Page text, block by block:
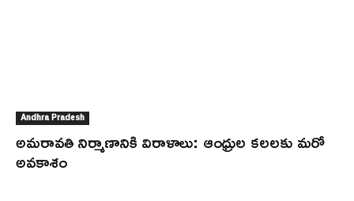
Andhra Pradesh
అమరావతి నిర్మాణానికి విరాళాలు: ఆంధ్రుల కలలకు మరో
అవకాశం